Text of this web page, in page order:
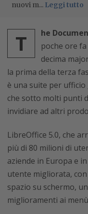
nuovi m... Leggi tutto
T he
poche ore
decima
la prima della terza
è una suite per
che sotto molti punti
invidiare ad altri
LibreOffice 5.0, che
più di 80 milioni di
aziende in Europa e
utente migliorata,
spazio su schermo,
miglioramenti ai